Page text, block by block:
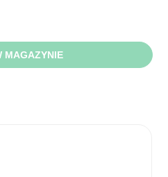
MAGAZYNIE